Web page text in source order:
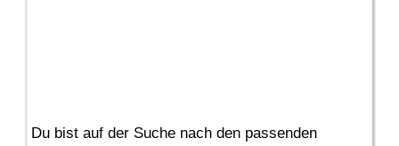
Du bist auf der Suche nach den passenden